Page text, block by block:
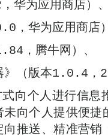
华为应用商店）
，华为应用商店
，腾牛网）、
》（版本1.0.4，
向个人进行信息
向个人提供便
推送、精准营